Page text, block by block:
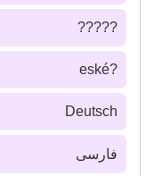
?????
?eské
Deutsch
فارسى